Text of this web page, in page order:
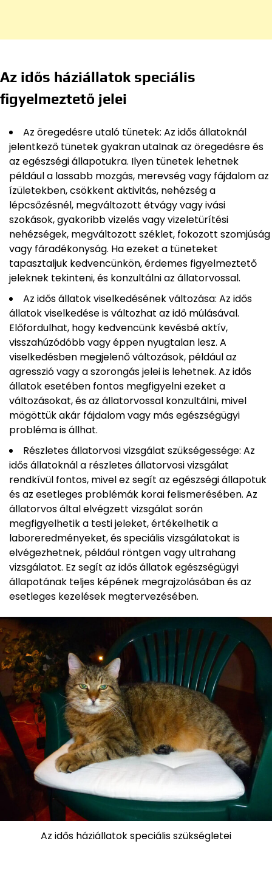
Az idős háziállatok speciális
figyelmeztető jelei
Az öregedésre utaló tünetek: Az idős állatoknál
jelentkező tünetek gyakran utalnak az öregedésre és
az egészségi állapotukra. Ilyen tünetek lehetnek
például a lassabb mozgás, merevség vagy fájdalom az
ízületekben, csökkent aktivitás, nehézség a
lépcsőzésnél, megváltozott étvágy vagy ivási
szokások, gyakoribb vizelés vagy vizeletürítési
nehézségek, megváltozott széklet, fokozott szomjúság
vagy fáradékonyság. Ha ezeket a tüneteket
tapasztaljuk kedvencünkön, érdemes figyelmeztető
jeleknek tekinteni, és konzultálni az állatorvossal.
Az idős állatok viselkedésének változása: Az idős
állatok viselkedése is változhat az idő múlásával.
Előfordulhat, hogy kedvencünk kevésbé aktív,
visszahúzódóbb vagy éppen nyugtalan lesz. A
viselkedésben megjelenő változások, például az
agresszió vagy a szorongás jelei is lehetnek. Az idős
állatok esetében fontos megfigyelni ezeket a
változásokat, és az állatorvossal konzultálni, mivel
mögöttük akár fájdalom vagy más egészségügyi
probléma is állhat.
Részletes állatorvosi vizsgálat szükségessége: Az
idős állatoknál a részletes állatorvosi vizsgálat
rendkívül fontos, mivel ez segít az egészségi állapotuk
és az esetleges problémák korai felismerésében. Az
állatorvos által elvégzett vizsgálat során
megfigyelhetik a testi jeleket, értékelhetik a
laboreredményeket, és speciális vizsgálatokat is
elvégezhetnek, például röntgen vagy ultrahang
vizsgálatot. Ez segít az idős állatok egészségügyi
állapotának teljes képének megrajzolásában és az
esetleges kezelések megtervezésében.
Az idős háziállatok speciális szükségletei